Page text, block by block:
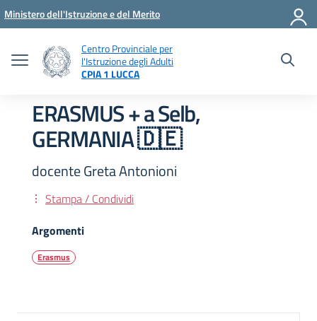
Vai ai contenuti
Vai al menu di navigazione
Vai al footer
Ministero dell'Istruzione e del Merito
Centro Provinciale per
l'Istruzione degli Adulti
CPIA 1 LUCCA
ERASMUS + a Selb,
GERMANIA 🇩🇪
docente Greta Antonioni
Stampa / Condividi
Argomenti
Erasmus